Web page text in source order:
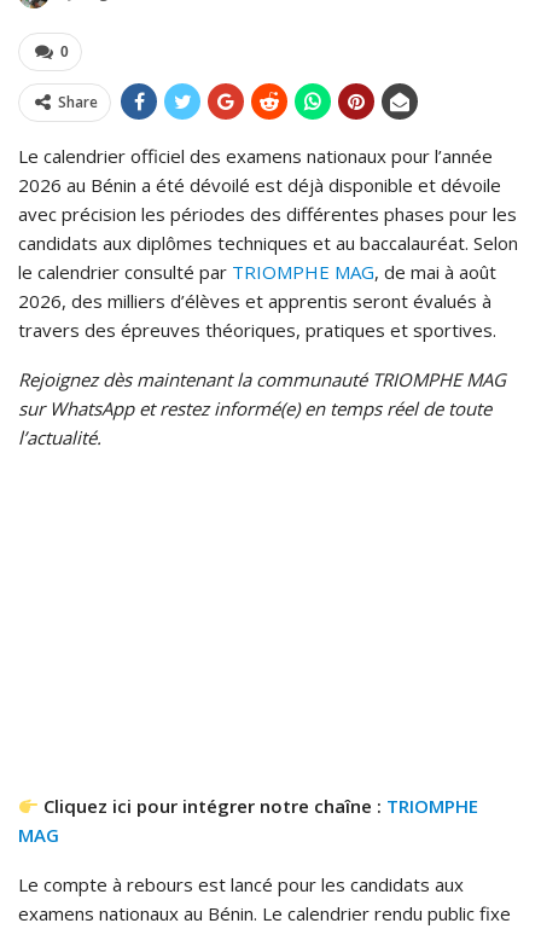
0
Share
Le calendrier officiel des examens nationaux pour l’année
2026 au Bénin a été dévoilé est déjà disponible et dévoile
avec précision les périodes des différentes phases pour les
candidats aux diplômes techniques et au baccalauréat. Selon
le calendrier consulté par TRIOMPHE MAG, de mai à août
2026, des milliers d’élèves et apprentis seront évalués à
travers des épreuves théoriques, pratiques et sportives.
Rejoignez dès maintenant la communauté TRIOMPHE MAG
sur WhatsApp et restez informé(e) en temps réel de toute
l’actualité.
Cliquez ici pour intégrer notre chaîne : TRIOMPHE
MAG
Le compte à rebours est lancé pour les candidats aux
examens nationaux au Bénin. Le calendrier rendu public fixe